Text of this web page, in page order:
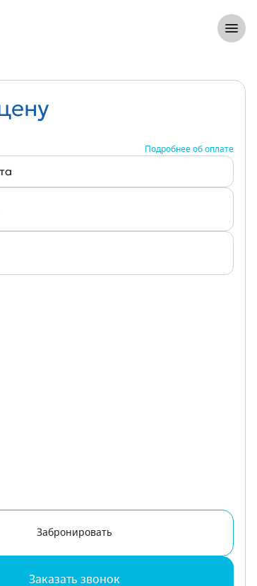
Подробнее об оплате
Забронировать
Заказать звонок